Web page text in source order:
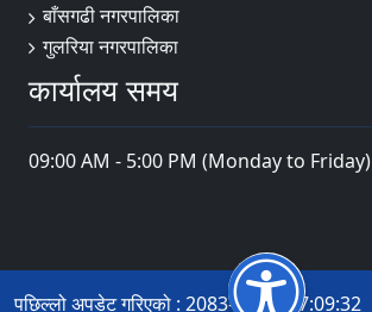
बाँसगढी नगरपालिका
गुलरिया नगरपालिका
कार्यालय समय
09:00 AM - 5:00 PM (Monday to Friday)
पछिल्लो अपडेट गरिएको : 2083-04-22 07:09:32